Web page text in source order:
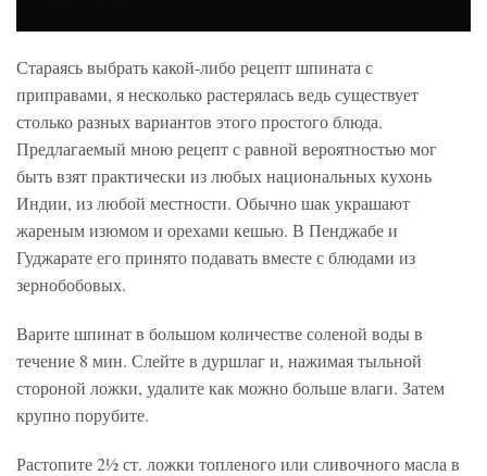
Стараясь выбрать какой-либо рецепт шпината с
приправами, я несколько растерялась ведь существует
столько разных вариантов этого простого блюда.
Предлагаемый мною рецепт с равной вероятностью мог
быть взят практически из любых национальных кухонь
Индии, из любой местности. Обычно шак украшают
жареным изюмом и орехами кешью. В Пенджабе и
Гуджарате его принято подавать вместе с блюдами из
зернобобовых.
Варите шпинат в большом количестве соленой воды в
течение 8 мин. Слейте в дуршлаг и, нажимая тыльной
стороной ложки, удалите как можно больше влаги. Затем
крупно порубите.
Растопите 2½ ст. ложки топленого или сливочного масла в